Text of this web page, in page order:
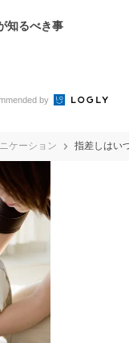
知るべき事
by
ケーション 指差しはい